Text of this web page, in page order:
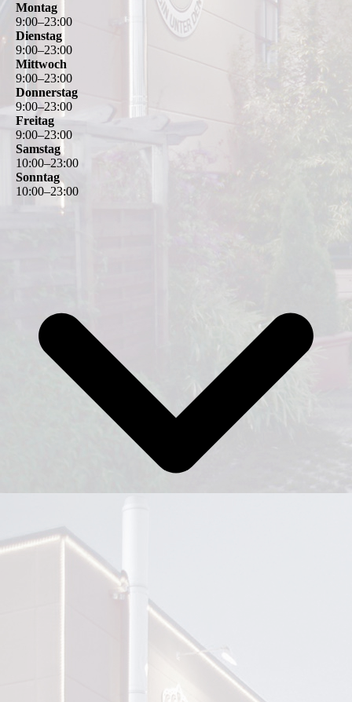
Montag
9:00–23:00
Dienstag
9:00–23:00
Mittwoch
9:00–23:00
Donnerstag
9:00–23:00
Freitag
9:00–23:00
Samstag
10:00–23:00
Sonntag
10:00–23:00